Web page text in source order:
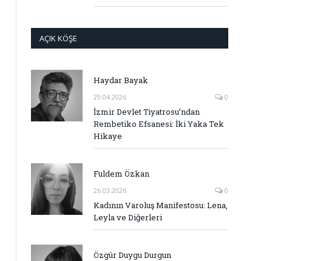
AÇIK KÖŞE
Haydar Bayak
29.04.2026 0
İzmir Devlet Tiyatrosu’ndan
Rembetiko Efsanesi: İki Yaka Tek
Hikaye
Fuldem Özkan
26.03.2026 0
Kadının Varoluş Manifestosu: Lena,
Leyla ve Diğerleri
Özgür Duygu Durgun